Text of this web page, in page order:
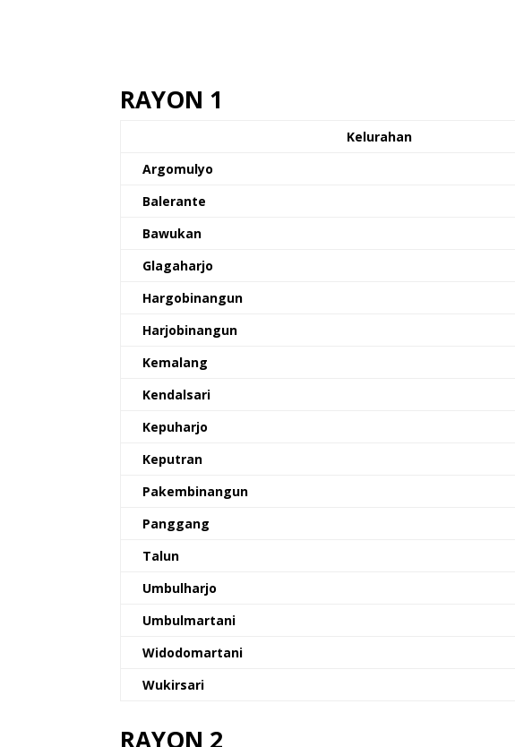
RAYON 1
Kelurahan
Argomulyo
Balerante
Bawukan
Glagaharjo
Hargobinangun
Harjobinangun
Kemalang
Kendalsari
Kepuharjo
Keputran
Pakembinangun
Panggang
Talun
Umbulharjo
Umbulmartani
Widodomartani
Wukirsari
RAYON 2